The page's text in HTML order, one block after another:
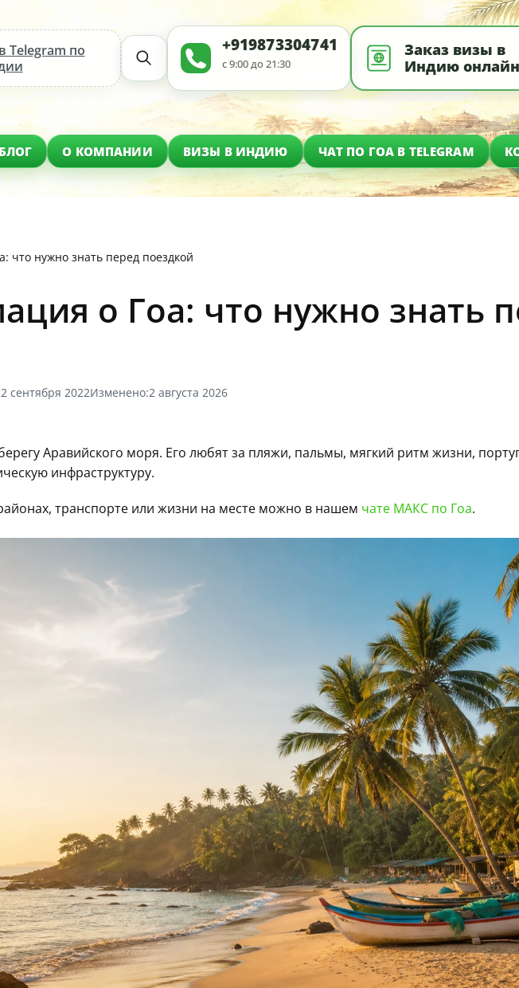
Telegram по
+919873304741
с 9:00 до 21:30
Заказ визы в
Индию онлайн
БЛОГ О КОМПАНИИ ВИЗЫ В ИНДИЮ ЧАТ ПО ГОА В TELEGRAM
нужно знать перед поездкой
о Гоа: что нужно знать
сентября 2022Изменено:2 августа 2026
Аравийского моря. Его любят за пляжи, пальмы, мягкий ритм жизни,
инфраструктуру.
транспорте или жизни на месте можно в нашем чате МАКС по Гоа.